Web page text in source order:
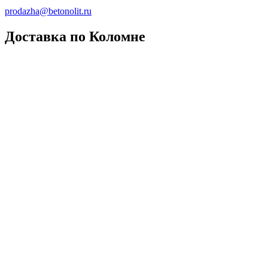
prodazha@betonolit.ru
Доставка по Коломне